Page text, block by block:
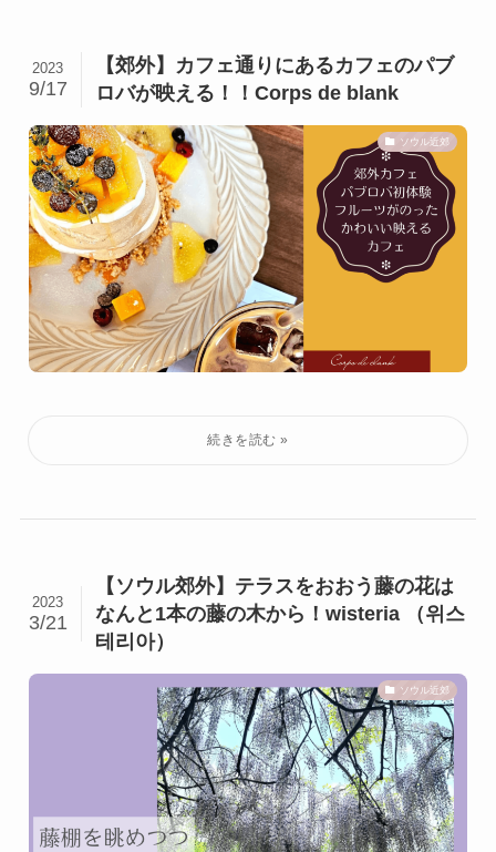
【郊外】カフェ通りにあるカフェのパブ
ロバが映える！！Corps de blank
2023
9/17
ソウル近郊
【ソウル郊外】テラスをおおう藤の花は
なんと1本の藤の木から！wisteria （위스
테리아）
2023
3/21
ソウル近郊